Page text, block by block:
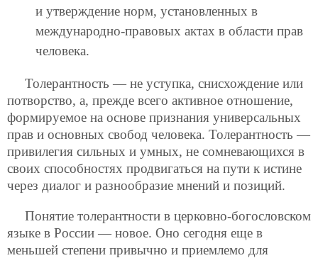
и утверждение норм, установленных в
международно-правовых актах в области прав
человека.
Толерантность — не уступка, снисхождение или
потворство, а, прежде всего активное отношение,
формируемое на основе признания универсальных
прав и основных свобод человека. Толерантность —
привилегия сильных и умных, не сомневающихся в
своих способностях продвигаться на пути к истине
через диалог и разнообразие мнений и позиций.
Понятие толерантности в церковно-богословском
языке в России — новое. Оно сегодня еще в
меньшей степени привычно и приемлемо для